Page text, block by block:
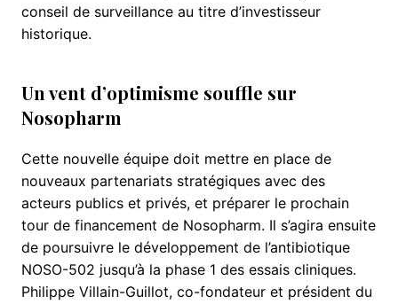
conseil de surveillance au titre d’investisseur
historique.
Un vent d’optimisme souffle sur
Nosopharm
Cette nouvelle équipe doit mettre en place de
nouveaux partenariats stratégiques avec des
acteurs publics et privés, et préparer le prochain
tour de financement de Nosopharm. Il s’agira ensuite
de poursuivre le développement de l’antibiotique
NOSO-502 jusqu’à la phase 1 des essais cliniques.
Philippe Villain-Guillot, co-fondateur et président du